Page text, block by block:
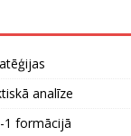
analīze
1 formācijā